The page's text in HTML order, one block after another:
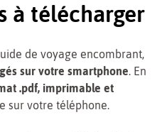
à télécharger
de voyage encombrant,
sur votre smartphone. En
.pdf, imprimable et
sur votre téléphone.